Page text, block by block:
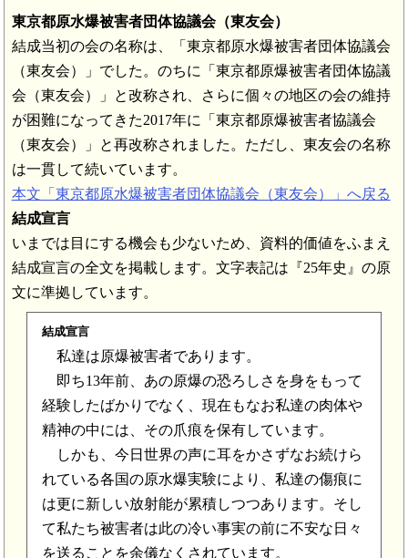
東京都原水爆被害者団体協議会（東友会）
結成当初の会の名称は、「東京都原水爆被害者団体協議会
（東友会）」でした。のちに「東京都原爆被害者団体協議
会（東友会）」と改称され、さらに個々の地区の会の維持
が困難になってきた2017年に「東京都原爆被害者協議会
（東友会）」と再改称されました。ただし、東友会の名称
は一貫して続いています。
本文「東京都原水爆被害者団体協議会（東友会）」へ戻る
結成宣言
いまでは目にする機会も少ないため、資料的価値をふまえ
結成宣言の全文を掲載します。文字表記は『25年史』の原
文に準拠しています。
結成宣言
私達は原爆被害者であります。
即ち13年前、あの原爆の恐ろしさを身をもって
経験したばかりでなく、現在もなお私達の肉体や
精神の中には、その爪痕を保有しています。
しかも、今日世界の声に耳をかさずなお続けら
れている各国の原水爆実験により、私達の傷痕に
は更に新しい放射能が累積しつつあります。そし
て私たち被害者は此の冷い事実の前に不安な日々
を送ることを余儀なくされています。